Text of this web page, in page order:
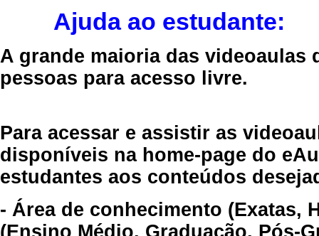
Ajuda ao estudante:
A grande maioria das videoaulas
pessoas para acesso livre.
Para acessar e assistir as
disponíveis na home-page do
estudantes aos conteúdos
- Área de conhecimento (Exatas,
(Ensino Médio, Graduação, Pós-